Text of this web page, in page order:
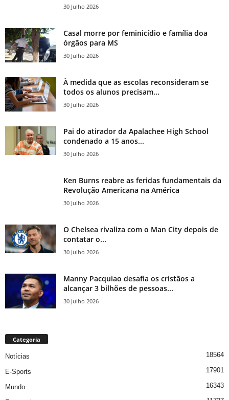
30 Julho 2026
Casal morre por feminicídio e família doa
órgãos para MS
30 Julho 2026
À medida que as escolas reconsideram se
todos os alunos precisam...
30 Julho 2026
Pai do atirador da Apalachee High School
condenado a 15 anos...
30 Julho 2026
Ken Burns reabre as feridas fundamentais da
Revolução Americana na América
30 Julho 2026
O Chelsea rivaliza com o Man City depois de
contatar o...
30 Julho 2026
Manny Pacquiao desafia os cristãos a
alcançar 3 bilhões de pessoas...
30 Julho 2026
Categoria
Notícias 18564
E-Sports 17901
Mundo 16343